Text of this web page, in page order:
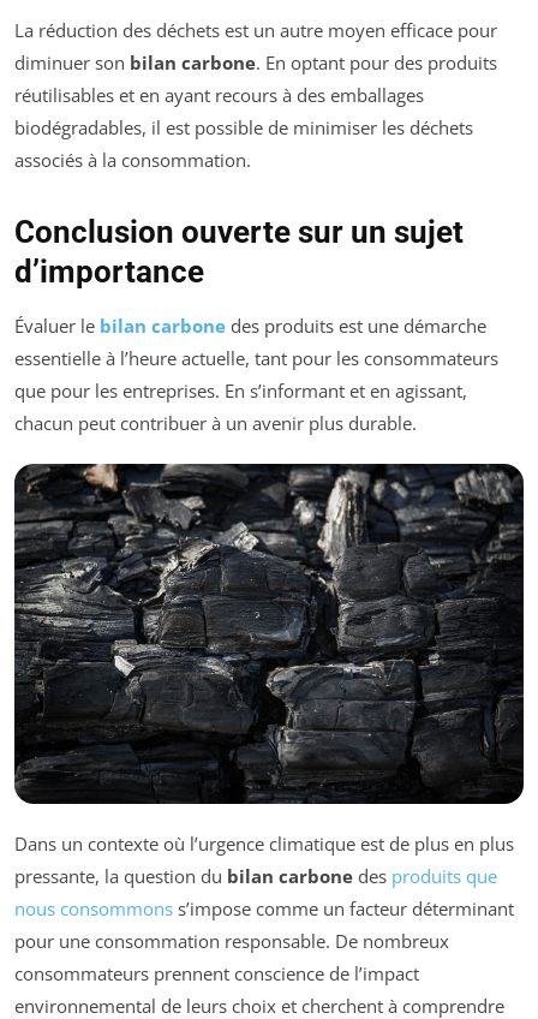
La réduction des déchets est un autre moyen efficace pour
diminuer son bilan carbone. En optant pour des produits
réutilisables et en ayant recours à des emballages
biodégradables, il est possible de minimiser les déchets
associés à la consommation.
Conclusion ouverte sur un sujet
d’importance
Évaluer le bilan carbone des produits est une démarche
essentielle à l’heure actuelle, tant pour les consommateurs
que pour les entreprises. En s’informant et en agissant,
chacun peut contribuer à un avenir plus durable.
Dans un contexte où l’urgence climatique est de plus en plus
pressante, la question du bilan carbone des produits que
nous consommons s’impose comme un facteur déterminant
pour une consommation responsable. De nombreux
consommateurs prennent conscience de l’impact
environnemental de leurs choix et cherchent à comprendre